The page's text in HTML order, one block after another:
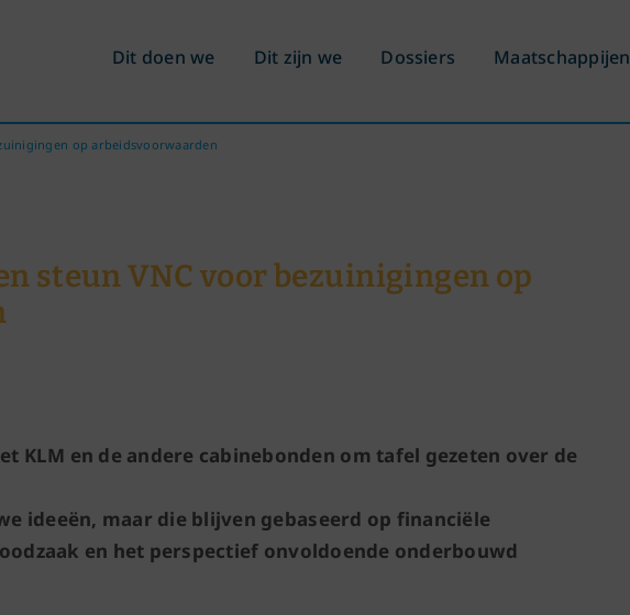
Dit doen we Dit zijn we Dossiers Maatschappijen
op arbeidsvoorwaarden
steun VNC voor bezuinigingen op
KLM en de andere cabinebonden om tafel gezeten over de
ideeën, maar die blijven gebaseerd op financiële
en het perspectief onvoldoende onderbouwd